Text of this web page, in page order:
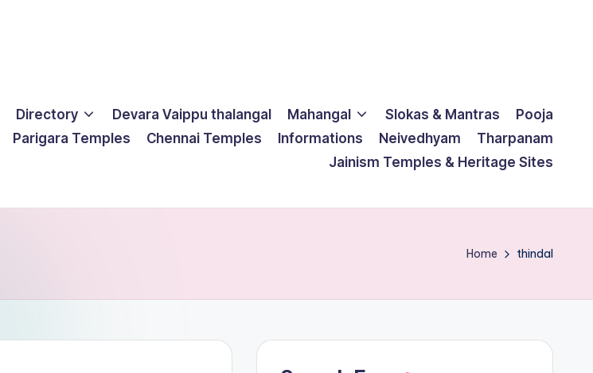
Directory Devara Vaippu thalangal Mahangal Slokas & Mantras
Pooja
Parigara Temples Chennai Temples Informations Neivedhyam
Tharpanam
Jainism Temples & Heritage Sites
Home thindal